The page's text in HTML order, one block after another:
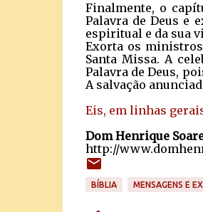
Finalmente, o
Palavra de Deus e
espiritual e da sua
Exorta os
Santa Missa. A
Palavra de Deus,
A salvação
Eis, em linhas
Dom Henrique
http://
BÍBLIA MENSAGENS E